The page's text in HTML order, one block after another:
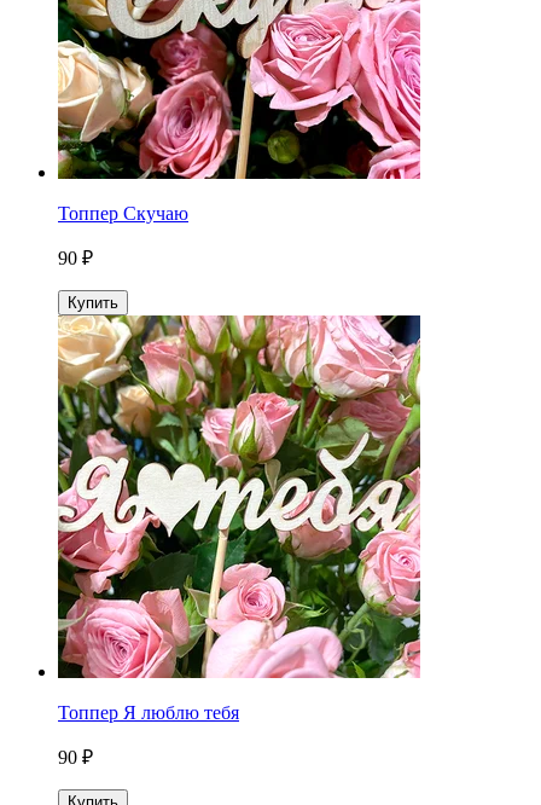
Топпер Скучаю
90 ₽
Купить
Топпер Я люблю тебя
90 ₽